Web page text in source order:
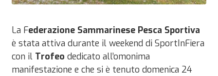
La Federazione Sammarinese Pesca Sportiva
è stata attiva durante il weekend di SportInFiera
con il Trofeo dedicato all’omonima
manifestazione e che si è tenuto domenica 24